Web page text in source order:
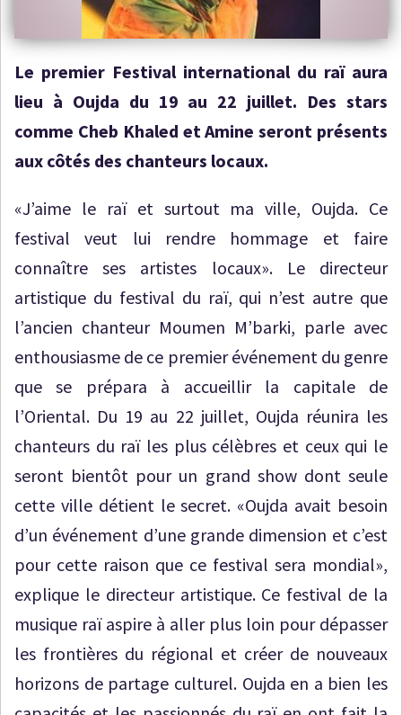
Le premier Festival international du raï aura
lieu à Oujda du 19 au 22 juillet. Des stars
comme Cheb Khaled et Amine seront présents
aux côtés des chanteurs locaux.
«J’aime le raï et surtout ma ville, Oujda. Ce
festival veut lui rendre hommage et faire
connaître ses artistes locaux». Le directeur
artistique du festival du raï, qui n’est autre que
l’ancien chanteur Moumen M’barki, parle avec
enthousiasme de ce premier événement du genre
que se prépara à accueillir la capitale de
l’Oriental. Du 19 au 22 juillet, Oujda réunira les
chanteurs du raï les plus célèbres et ceux qui le
seront bientôt pour un grand show dont seule
cette ville détient le secret. «Oujda avait besoin
d’un événement d’une grande dimension et c’est
pour cette raison que ce festival sera mondial»,
explique le directeur artistique. Ce festival de la
musique raï aspire à aller plus loin pour dépasser
les frontières du régional et créer de nouveaux
horizons de partage culturel. Oujda en a bien les